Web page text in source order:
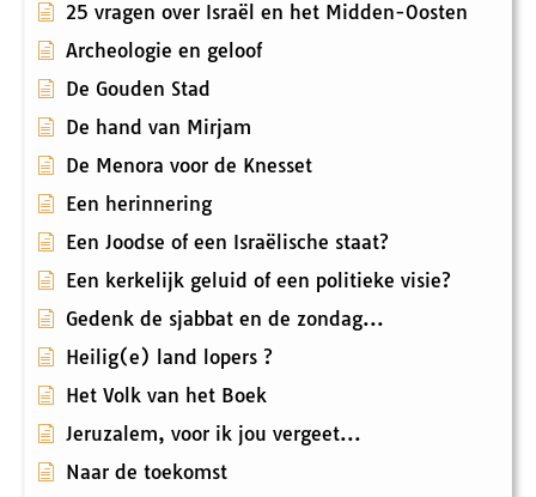
25 vragen over Israël en het Midden-Oosten
Archeologie en geloof
De Gouden Stad
De hand van Mirjam
De Menora voor de Knesset
Een herinnering
Een Joodse of een Israëlische staat?
Een kerkelijk geluid of een politieke visie?
Gedenk de sjabbat en de zondag...
Heilig(e) land lopers ?
Het Volk van het Boek
Jeruzalem, voor ik jou vergeet...
Naar de toekomst